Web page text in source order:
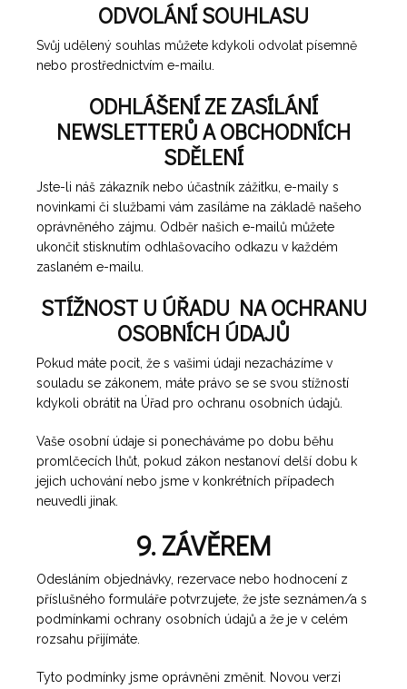
ODVOLÁNÍ SOUHLASU
Svůj udělený souhlas můžete kdykoli odvolat písemně
nebo prostřednictvím e-mailu.
ODHLÁŠENÍ ZE ZASÍLÁNÍ
NEWSLETTERŮ A OBCHODNÍCH
SDĚLENÍ
Jste-li náš zákazník nebo účastník zážitku, e-maily s
novinkami či službami vám zasíláme na základě našeho
oprávněného zájmu. Odběr našich e-mailů můžete
ukončit stisknutím odhlašovacího odkazu v každém
zaslaném e-mailu.
STÍŽNOST U ÚŘADU NA OCHRANU
OSOBNÍCH ÚDAJŮ
Pokud máte pocit, že s vašimi údaji nezacházíme v
souladu se zákonem, máte právo se se svou stížností
kdykoli obrátit na Úřad pro ochranu osobních údajů.
Vaše osobní údaje si ponecháváme po dobu běhu
promlčecích lhůt, pokud zákon nestanoví delší dobu k
jejich uchování nebo jsme v konkrétních případech
neuvedli jinak.
9. ZÁVĚREM
Odesláním objednávky, rezervace nebo hodnocení z
příslušného formuláře potvrzujete, že jste seznámen/a s
podmínkami ochrany osobních údajů a že je v celém
rozsahu přijímáte.
Tyto podmínky jsme oprávněni změnit. Novou verzi